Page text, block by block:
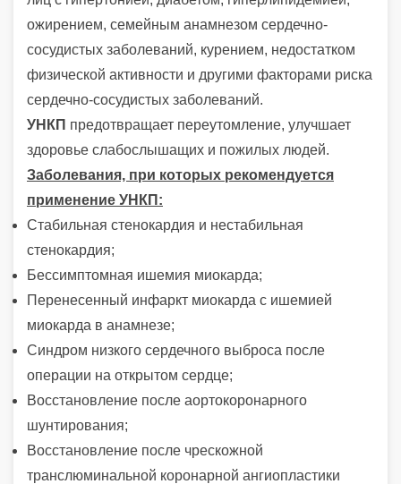
ожирением, семейным анамнезом сердечно-
сосудистых заболеваний, курением, недостатком
физической активности и другими факторами риска
сердечно-сосудистых заболеваний.
УНКП предотвращает переутомление, улучшает
здоровье слабослышащих и пожилых людей.
Заболевания, при которых рекомендуется
применение УНКП:
Стабильная стенокардия и нестабильная
стенокардия;
Бессимптомная ишемия миокарда;
Перенесенный инфаркт миокарда с ишемией
миокарда в анамнезе;
Синдром низкого сердечного выброса после
операции на открытом сердце;
Восстановление после аортокоронарного
шунтирования;
Восстановление после чрескожной
транслюминальной коронарной ангиопластики